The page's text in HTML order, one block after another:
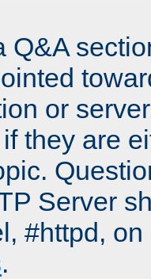
Q&A
or
they are
Server
#httpd,
.